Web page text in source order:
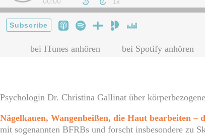
bei ITunes anhören bei Spotify anhören
Psychologin Dr. Christina Gallinat über
Nägelkauen, Wangenbeißen, die Haut bearbeiten –
mit sogenannten BFRBs und forscht insbesondere zu